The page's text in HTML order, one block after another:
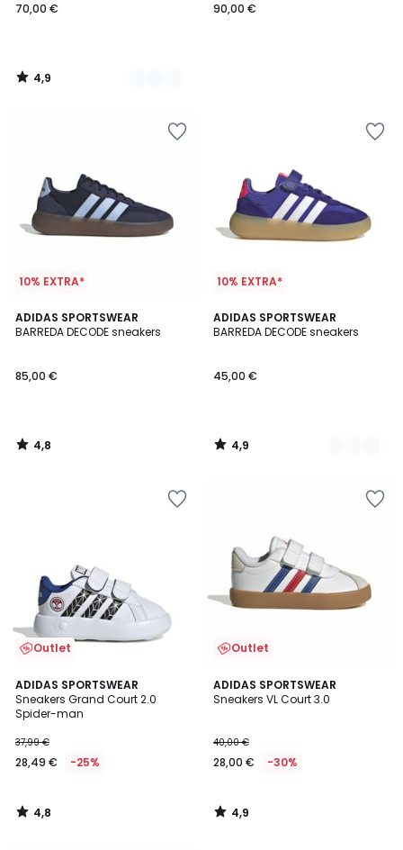
70,00 €
4,9
/
90,00 €
10% EXTRA*
ADIDAS SPORTSWEAR
BARREDA DECODE sneakers
85,00 €
4,8
/ 5
4,8
/
10% EXTRA*
ADIDAS SPORTSWEAR
BARREDA DECODE sneakers
45,00 €
4,9
/ 5
2
Kleuren
4,9
/
Outlet
ADIDAS SPORTSWEAR
Sneakers Grand Court 2.0
Spider-man
37,99 €
28,49 € -25%
4,8
/ 5
4,8
/
Outlet
ADIDAS SPORTSWEAR
Sneakers VL Court 3.0
40,00 €
28,00 € -30%
4,9
/ 5
4,9
/